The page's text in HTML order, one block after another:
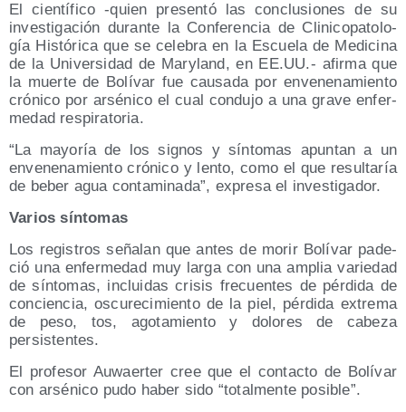
El cien­tí­fi­co ‑quien pre­sen­tó las con­clu­sio­nes de su
inves­ti­ga­ción duran­te la Con­fe­ren­cia de Cli­ni­co­pa­to­lo­
gía His­tó­ri­ca que se cele­bra en la Escue­la de Medi­ci­na
de la Uni­ver­si­dad de Mary­land, en EE.UU.- afir­ma que
la muer­te de Bolí­var fue cau­sa­da por enve­ne­na­mien­to
cró­ni­co por arsé­ni­co el cual con­du­jo a una gra­ve enfer­
me­dad respiratoria.
“La mayo­ría de los sig­nos y sín­to­mas apun­tan a un
enve­ne­na­mien­to cró­ni­co y len­to, como el que resul­ta­ría
de beber agua con­ta­mi­na­da”, expre­sa el investigador.
Varios sín­to­mas
Los regis­tros seña­lan que antes de morir Bolí­var pade­
ció una enfer­me­dad muy lar­ga con una amplia varie­dad
de sín­to­mas, inclui­das cri­sis fre­cuen­tes de pér­di­da de
con­cien­cia, oscu­re­ci­mien­to de la piel, pér­di­da extre­ma
de peso, tos, ago­ta­mien­to y dolo­res de cabe­za
persistentes.
El pro­fe­sor Auwaer­ter cree que el con­tac­to de Bolí­var
con arsé­ni­co pudo haber sido “total­men­te posible”.